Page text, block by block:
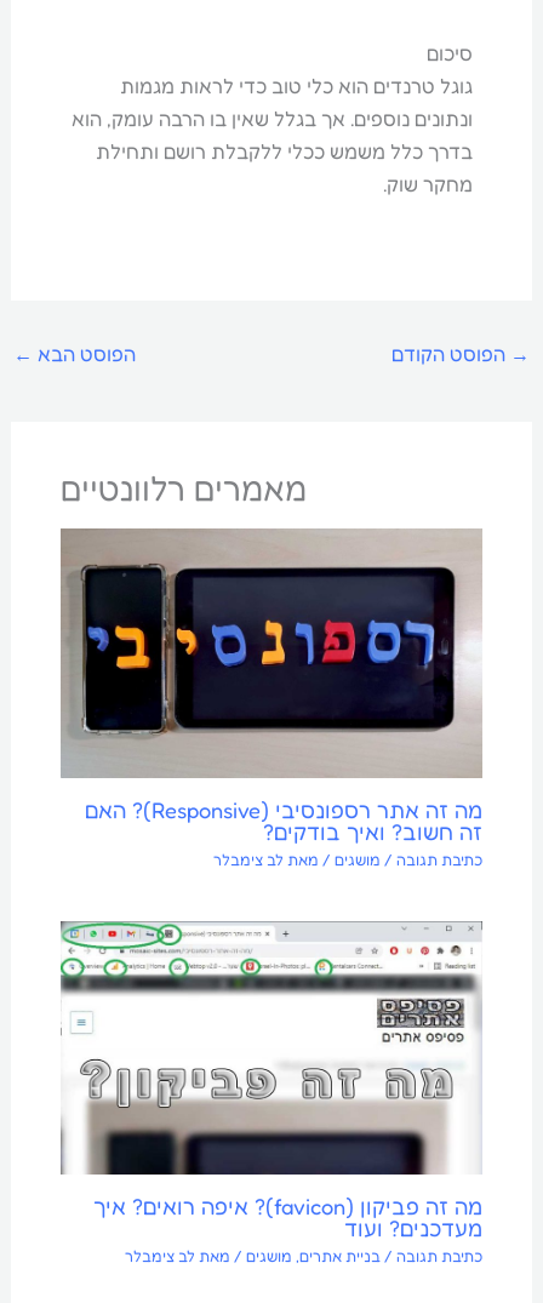
סיכום
גוגל טרנדים הוא כלי טוב כדי לראות מגמות
ונתונים נוספים. אך בגלל שאין בו הרבה עומק, הוא
בדרך כלל משמש ככלי ללקבלת רושם ותחילת
מחקר שוק.
→ הפוסט הקודם הפוסט הבא ←
מאמרים רלוונטיים
מה זה אתר רספונסיבי (Responsive)? האם
זה חשוב? ואיך בודקים?
כתיבת תגובה / מושגים/ מאת לב צימבלר
מה זה פביקון (favicon)? איפה רואים? איך
מעדכנים? ועוד
כתיבת תגובה / בניית אתרים, מושגים/ מאת לב צימבלר